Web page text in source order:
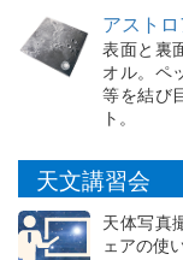
アスト
表面と裏
オル。ペ
等を結び
ト。
天文講習会
天体写真
ェアの使